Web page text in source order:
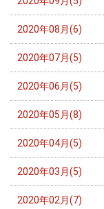
2020年08月(6)
2020年07月(5)
2020年06月(5)
2020年05月(8)
2020年04月(5)
2020年03月(5)
2020年02月(7)